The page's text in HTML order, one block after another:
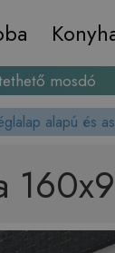
mosdó
alapú és